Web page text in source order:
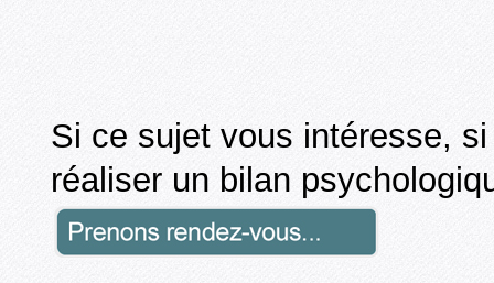
Si ce sujet vous intéresse,
réaliser un bilan